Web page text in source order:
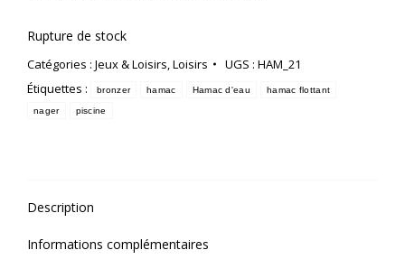
Rupture de stock
Catégories : Jeux & Loisirs,Loisirs UGS : HAM_21
Étiquettes :
bronzer hamac Hamac d'eau hamac flottant
nager piscine
Description
Informations complémentaires